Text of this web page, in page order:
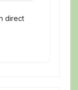
direct